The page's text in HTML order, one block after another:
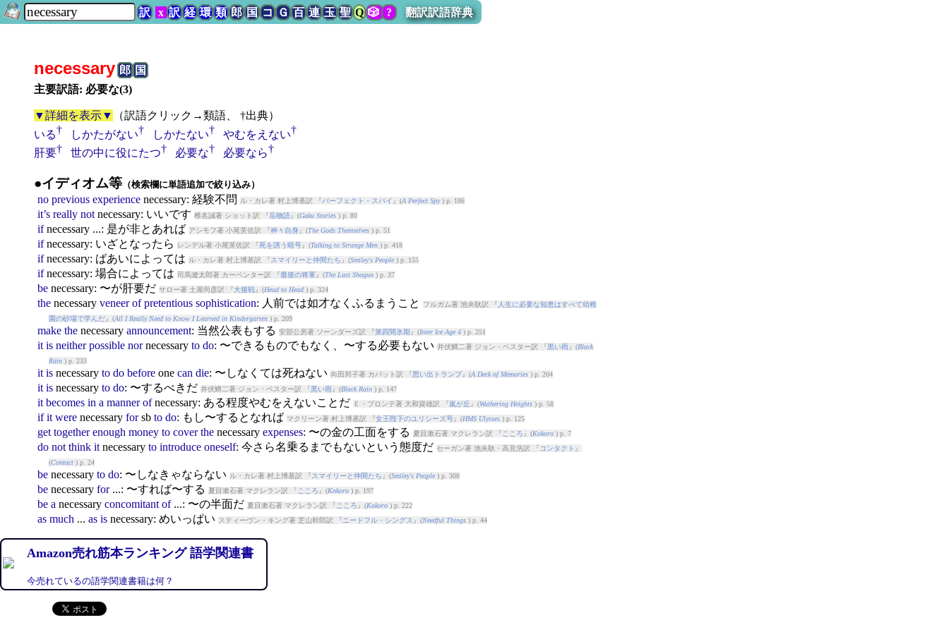
訳 x 訳 経 環 類 郎 国 コ Ｇ 百 連 玉 聖 Q 🎲? 翻訳訳語辞典
necessary郎 国
主要訳語: 必要な(3)
▼詳細を表示▼ （訳語クリック→類語、 †出典）
いる† しかたがない† しかたない† やむをえない†
肝要† 世の中に役にたつ† 必要な† 必要なら†
●イディオム等 （検索欄に単語追加で絞り込み）
no previous experience necessary: 経験不問 ル・カレ著 村上博基訳 『パーフェクト・スパイ 』(A Perfect Spy) p. 186
it’s really not necessary: いいです 椎名誠著 ショット訳 『岳物語』(Gaku Stories) p. 80
if necessary...: 是が非とあれば アシモフ著 小尾芙佐訳 『神々自身』(The Gods Themselves) p. 51
if necessary: いざとなったら レンデル著 小尾芙佐訳 『死を誘う暗号』(Talking to Strange Men) p. 418
if necessary: ばあいによっては ル・カレ著 村上博基訳 『スマイリーと仲間たち 』(Smiley's People) p. 155
if necessary: 場合によっては 司馬遼太郎著 カーペンター訳 『最後の将軍』(The Last Shogun) p. 37
be necessary: 〜が肝要だ サロー著 土屋尚彦訳 『大接戦』(Head to Head) p. 324
the necessary veneer of pretentious sophistication: 人前では如才なくふるまうこと フルガム著 池央耿訳 『 人生に必要な知恵はすべて幼稚
園の砂場で学んだ』(All I Really Need to Know I Learned in Kindergarten) p. 209
make the necessary announcement: 当然公表もする 安部公房著 ソーンダーズ訳 『第四間氷期 』(Inter Ice Age 4) p. 251
it is neither possible nor necessary to do: 〜できるものでもなく、〜する必要もない 井伏鱒二著 ジョン・ベスター訳 『黒い雨』(Black
Rain) p. 233
it is necessary to do beforeone can die: 〜しなくては死ねない 向田邦子著 カバット訳 『思い出トランプ』(A Deck of Memories) p. 204
it is necessary to do: 〜するべきだ 井伏鱒二著 ジョン・ベスター訳 『黒い雨』(Black Rain) p. 147
it becomes in a manner of necessary: ある程度やむをえないことだ Ｅ・ブロンテ著 大和資雄訳 『嵐が丘 』(Wuthering Heights) p. 58
if it were necessary forsb to do: もし〜するとなれば マクリーン著 村上博基訳 『女王陛下のユリシーズ号』(HMS Ulysses) p. 125
get together enough money to cover the necessary expenses: 〜の金の工面をする 夏目漱石著 マクレラン訳 『 こころ 』(Kokoro) p. 7
do not think it necessary to introduce oneself: 今さら名乗るまでもないという態度だ セーガン著 池央耿・高見浩訳 『コンタクト 』
(Contact) p. 24
be necessary to do: 〜しなきゃならない ル・カレ著 村上博基訳 『スマイリーと仲間たち 』(Smiley's People) p. 308
be necessary for...: 〜すれば〜する 夏目漱石著 マクレラン訳 『 こころ 』(Kokoro) p. 197
be a necessary concomitant of...: 〜の半面だ 夏目漱石著 マクレラン訳 『 こころ 』(Kokoro) p. 222
as much ... as is necessary: めいっぱい スティーヴン・キング著 芝山幹郎訳 『 ニードフル・シングス 』(Needful Things) p. 44
Amazon売れ筋本ランキング 語学関連書
今売れているの語学関連書籍は何？